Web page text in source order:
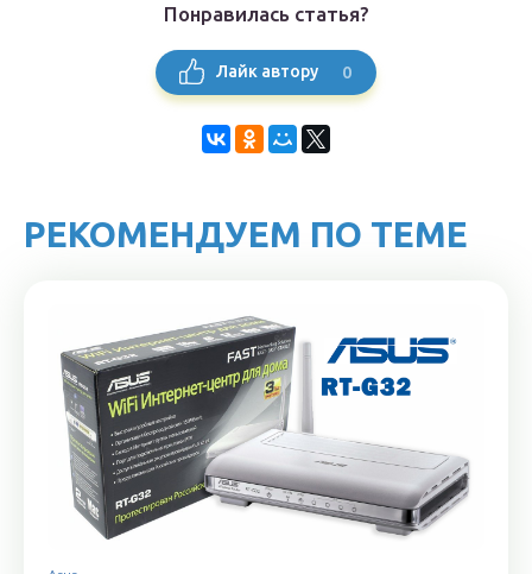
Понравилась статья?
Лайк автору 0
РЕКОМЕНДУЕМ ПО ТЕМЕ